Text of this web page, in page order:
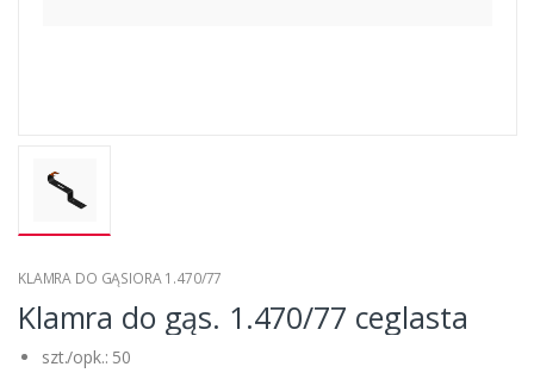
KLAMRA DO GĄSIORA 1.470/77
Klamra do gąs. 1.470/77 ceglasta
szt./opk.: 50